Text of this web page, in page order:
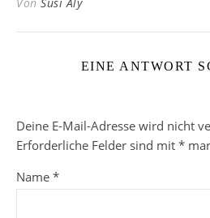
EINE ANTWORT
Deine E-Mail-Adresse wird nicht
Erforderliche Felder sind mit *
Name *